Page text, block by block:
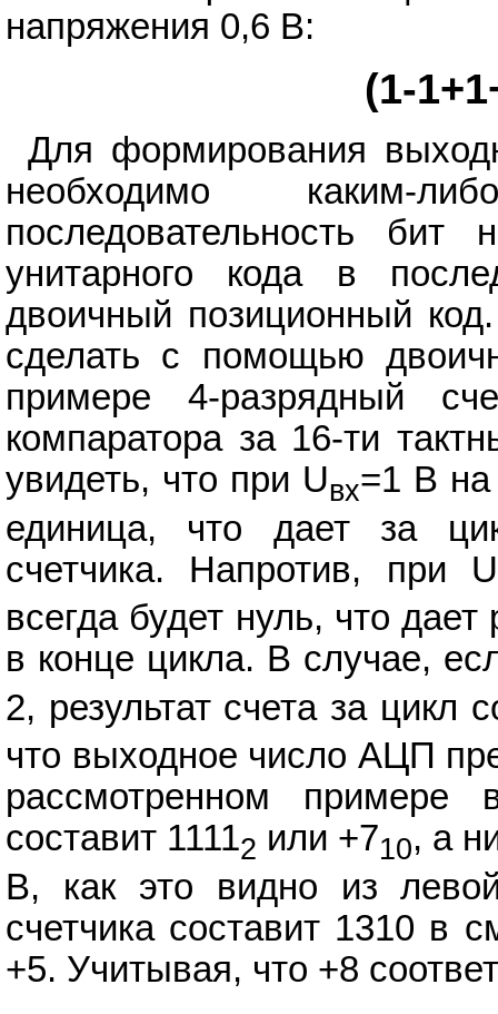
напряжения 0,6 В:
(1-
Для формирования
необходимо каким-
последовательность
унитарного кода в
двоичный позиционный
сделать с помощью
примере 4-разрядный
компаратора за 16-ти
увидеть, что при Uвх=1 В на
единица, что дает за
счетчика. Напротив, при U
всегда будет нуль, что
в конце цикла. В случае,
2, результат счета за цикл
что выходное число АЦП
рассмотренном примере
составит 11112 или +710, а
В, как это видно из
счетчика составит 1310 в
+5. Учитывая, что +8